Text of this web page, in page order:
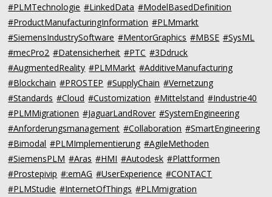
#PLMTechnologie #LinkedData #ModelBasedDefinition
#ProductManufacturingInformation #PLMmarkt
#SiemensIndustrySoftware #MentorGraphics #MBSE #SysML
#mecPro2 #Datensicherheit #PTC #3Ddruck
#AugmentedReality #PLMMarkt #AdditiveManufacturing
#Blockchain #PROSTEP #SupplyChain #Vernetzung
#Standards #Cloud #Customization #Mittelstand #Industrie40
#PLMMigrationen #JaguarLandRover #SystemEngineering
#Anforderungsmanagement #Collaboration #SmartEngineering
#Bimodal #PLMImplementierung #AgileMethoden
#SiemensPLM #Aras #HMI #Autodesk #Plattformen
#Prostepivip #:emAG #UserExperience #CONTACT
#PLMStudie #InternetOfThings #PLMmigration